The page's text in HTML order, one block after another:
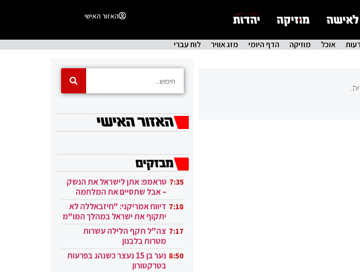
האזור האישי
אוכל מוזיקה הדף היומי מזג אוויר לוח עברי
7:35 טראמפ: אתן לישראל את הנשק
– אבל שתסיים את המלחמה
בעזה 7:18 דיווח אמריקני: "חיזבאללה לא
יתקוף את ישראל במהלך המו"מ
בקטאר" 7:17 צה"ל תקף הלילה עשרות
מטרות בלבנון
8:50
נער בן 15 נעצר כשנהג בפרעות
בטרקטורון